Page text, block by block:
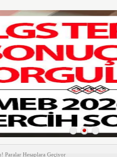
Dikkat
Hesaplara Geçiyor